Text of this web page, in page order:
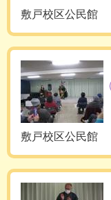
敷戸校区公民館
敷戸校区公民館